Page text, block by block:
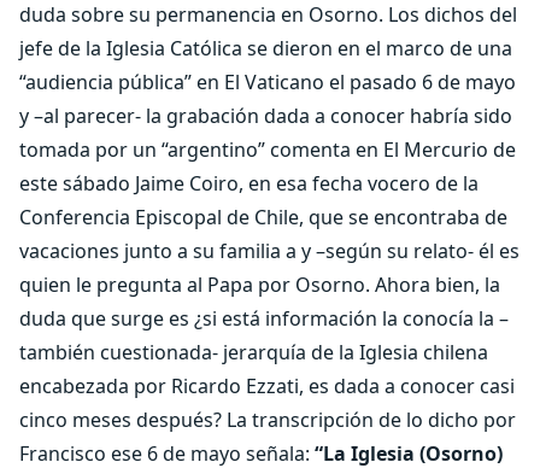
duda sobre su permanencia en Osorno. Los dichos del
jefe de la Iglesia Católica se dieron en el marco de una
“audiencia pública” en El Vaticano el pasado 6 de mayo
y –al parecer- la grabación dada a conocer habría sido
tomada por un “argentino” comenta en El Mercurio de
este sábado Jaime Coiro, en esa fecha vocero de la
Conferencia Episcopal de Chile, que se encontraba de
vacaciones junto a su familia a y –según su relato- él es
quien le pregunta al Papa por Osorno. Ahora bien, la
duda que surge es ¿si está información la conocía la –
también cuestionada- jerarquía de la Iglesia chilena
encabezada por Ricardo Ezzati, es dada a conocer casi
cinco meses después? La transcripción de lo dicho por
Francisco ese 6 de mayo señala: “La Iglesia (Osorno)